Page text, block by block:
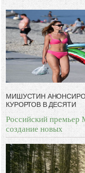
-- Лучшее, что можно
мимо ушей. Он никогда не
-- Люблю давать
МИШУСТИН
КУРОРТОВ В ДЕСЯТИ
Российский
создание новых